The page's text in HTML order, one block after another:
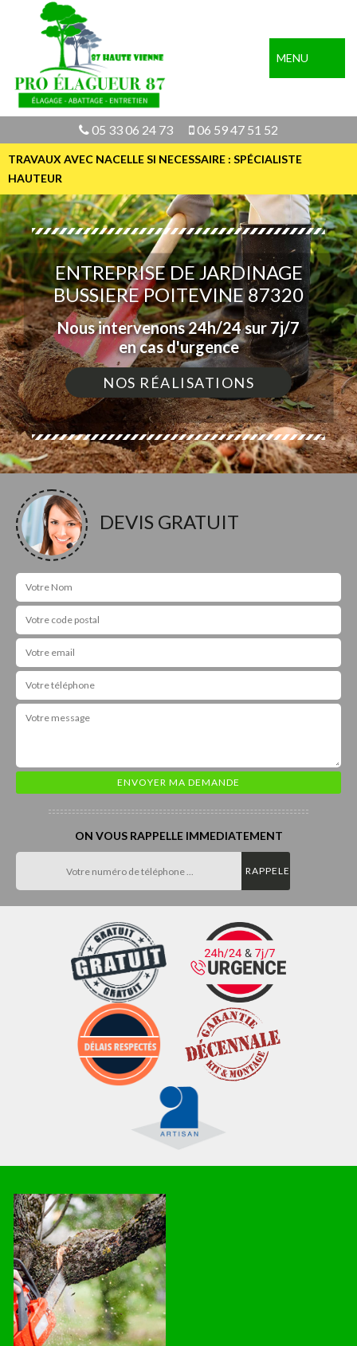
MENU
05 33 06 24 73 06 59 47 51 52
TRAVAUX AVEC NACELLE SI NECESSAIRE : SPÉCIALISTE
HAUTEUR
ENTREPRISE DE JARDINAGE
BUSSIERE POITEVINE 87320
Nous intervenons 24h/24 sur 7j/7
en cas d'urgence
NOS RÉALISATIONS
DEVIS GRATUIT
ON VOUS RAPPELLE IMMEDIATEMENT